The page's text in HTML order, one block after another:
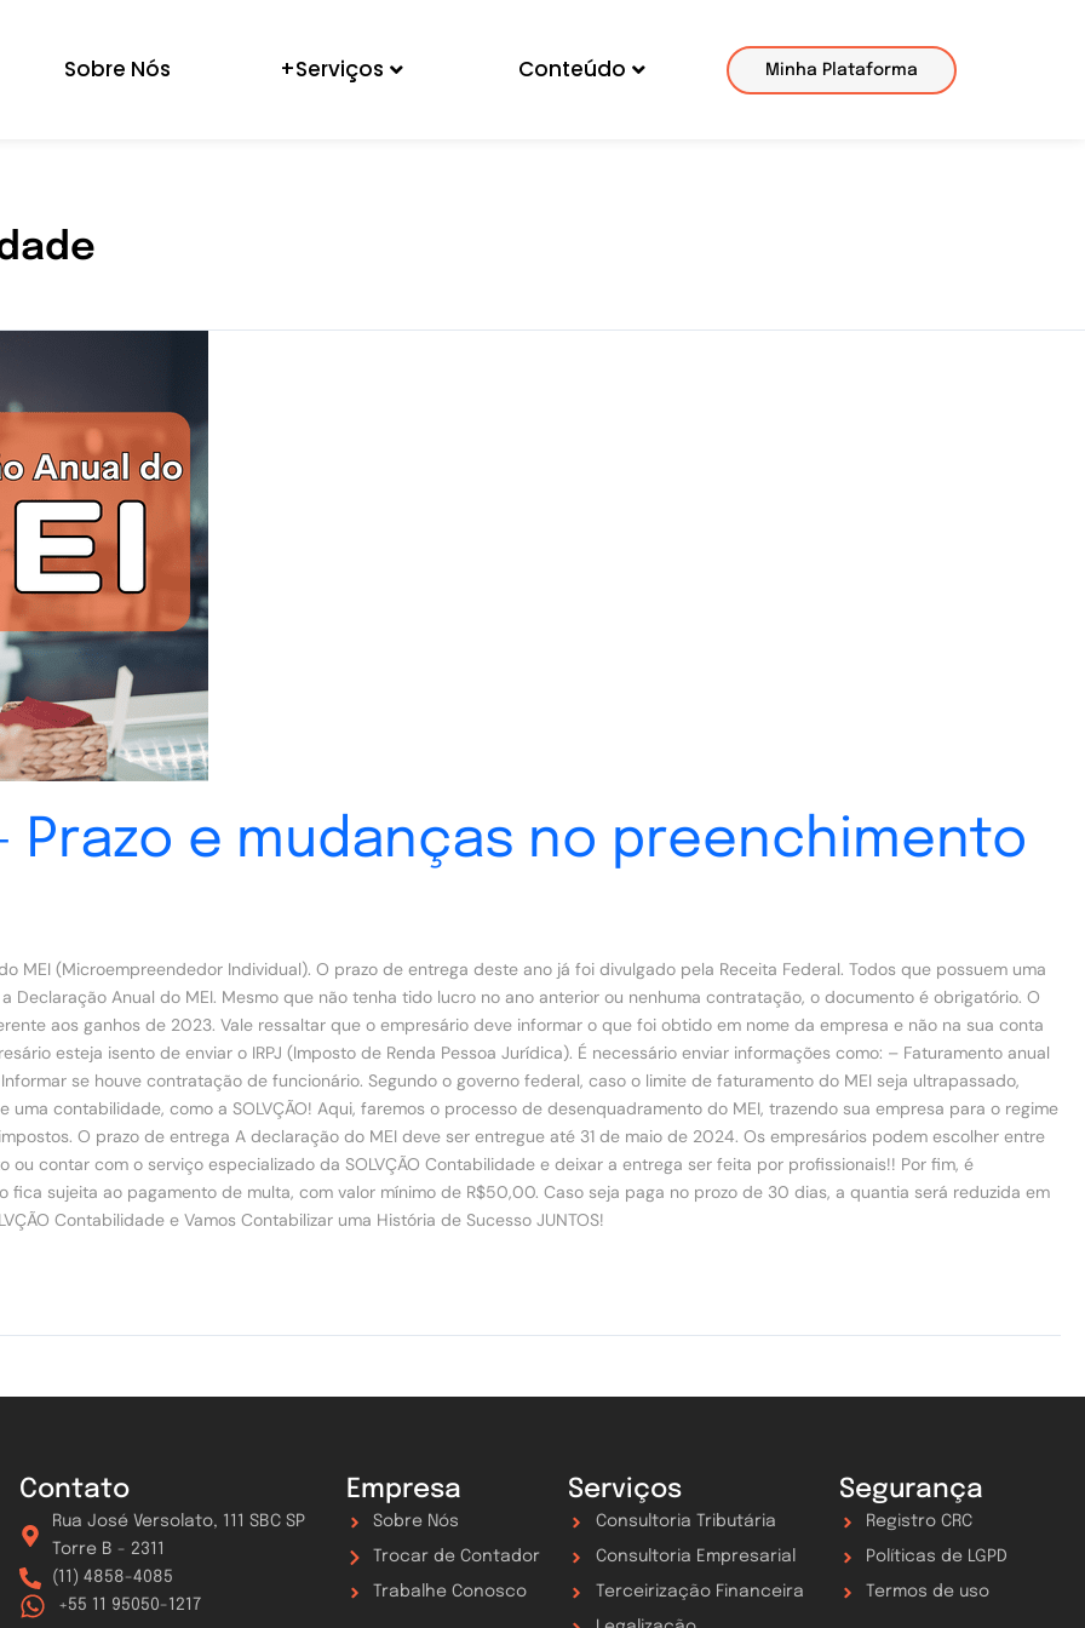
Sobre Nós +Serviços Conteúdo Minha Plataforma
Prazo e mudanças no preenchimento
MEI (Microempreendedor Individual). O prazo de entrega deste ano já foi divulgado pela Receita Federal. Todos que possuem uma
Anual do MEI. Mesmo que não tenha tido lucro no ano anterior ou nenhuma contratação, o documento é obrigatório. O
aos ganhos de 2023. Vale ressaltar que o empresário deve informar o que foi obtido em nome da empresa e não na sua conta
esteja isento de enviar o IRPJ (Imposto de Renda Pessoa Jurídica). É necessário enviar informações como: – Faturamento anual
se houve contratação de funcionário. Segundo o governo federal, caso o limite de faturamento do MEI seja ultrapassado,
contabilidade, como a SOLVÇÃO! Aqui, faremos o processo de desenquadramento do MEI, trazendo sua empresa para o regime
O prazo de entrega A declaração do MEI deve ser entregue até 31 de maio de 2024. Os empresários podem escolher entre
contar com o serviço especializado da SOLVÇÃO Contabilidade e deixar a entrega ser feita por profissionais!! Por fim, é
sujeita ao pagamento de multa, com valor mínimo de R$50,00. Caso seja paga no prozo de 30 dias, a quantia será reduzida em
Contabilidade e Vamos Contabilizar uma História de Sucesso JUNTOS!
Contato
Rua José Versolato, 111 SBC SP
Torre B - 2311
(11) 4858-4085
+55 11 95050-1217
Empresa
Sobre Nós
Trocar de Contador
Trabalhe Conosco
Serviços
Consultoria Tributária
Consultoria Empresarial
Terceirização Financeira
Segurança
Registro CRC
Políticas de LGPD
Termos de uso